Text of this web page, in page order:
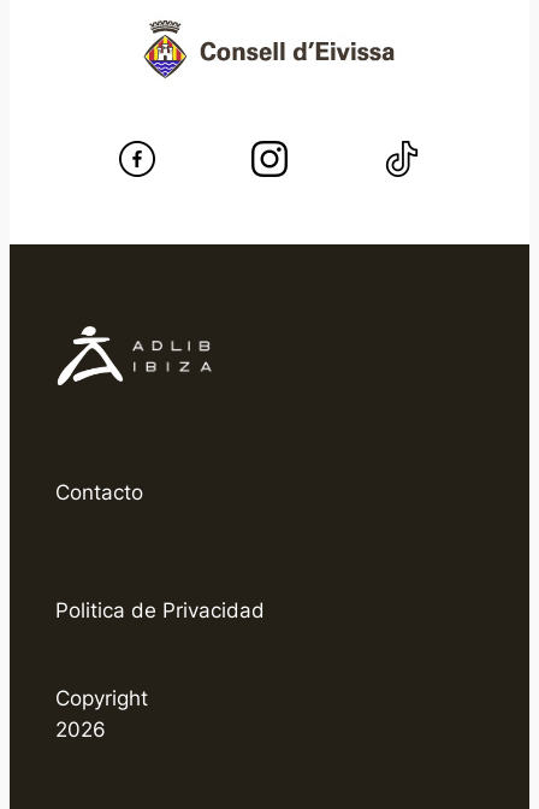
Contacto
Politica de Privacidad
Copyright
2026